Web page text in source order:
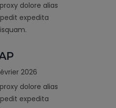
dolore alias
expedita
2026
dolore alias
expedita